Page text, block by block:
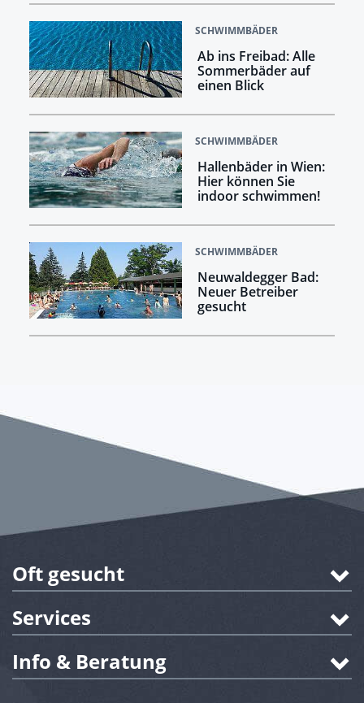
SCHWIMMBÄDER
Ab ins Freibad: Alle
Sommerbäder auf
einen Blick
SCHWIMMBÄDER
Hallenbäder in Wien:
Hier können Sie
indoor schwimmen!
SCHWIMMBÄDER
Neuwaldegger Bad:
Neuer Betreiber
gesucht
Oft gesucht
Services
Info & Beratung